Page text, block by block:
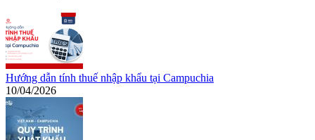
Hướng dẫn tính thuế nhập khẩu tại Campuchia
10/04/2026